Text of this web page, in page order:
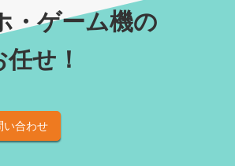
ゲーム機の
せ！
い合わせ